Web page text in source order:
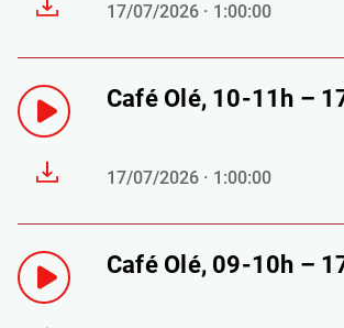
17/07/2026 · 1:00:00
Café Olé, 10-11h –
17/07/2026 · 1:00:00
Café Olé, 09-10h –